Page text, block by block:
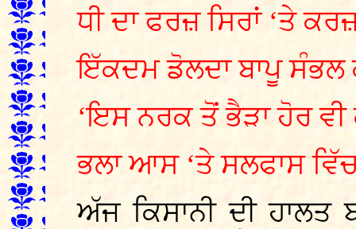
ਧੀ ਦਾ ਫਰਜ਼ ਸਿਰਾਂ ‘ਤੇ
ਇੱਕਦਮ ਡੋਲਦਾ ਬਾਪੂ ਸੰਭਲ
‘ਇਸ ਨਰਕ ਤੋਂ ਭੈੜਾ ਹੋਰ ਵੀ
ਭਲਾ ਆਸ ‘ਤੇ ਸਲਫਾਸ
ਅੱਜ ਕਿਸਾਨੀ ਦੀ ਹਾਲਤ